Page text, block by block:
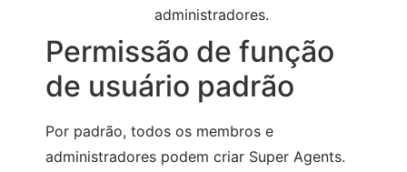
administradores.
Permissão de função
de usuário padrão
Por padrão, todos os membros e
administradores podem criar Super Agents.